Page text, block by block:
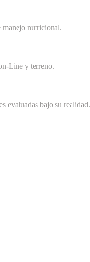
manejo nutricional.
Line y terreno.
evaluadas bajo su realidad.